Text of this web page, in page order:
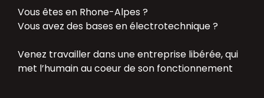
Vous êtes en Rhone-Alpes ?
Vous avez des bases en électrotechnique ?
Venez travailler dans une entreprise libérée, qui
met l’humain au coeur de son fonctionnement